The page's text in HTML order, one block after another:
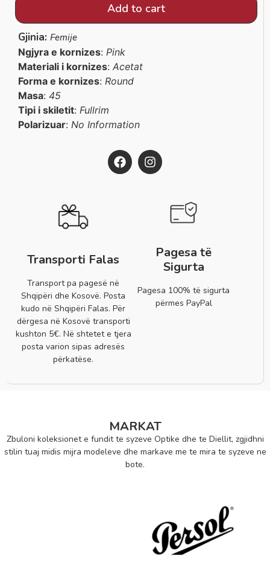
Add to cart
Gjinia: Femije
Ngjyra e kornizes: Pink
Materiali i kornizes: Acetat
Forma e kornizes: Round
Masa: 45
Tipi i skiletit: Fullrim
Polarizuar: No Information
Transporti Falas
Transport pa pagesë në
Shqipëri dhe Kosovë. Posta
kudo në Shqipëri Falas. Për
dërgesa në Kosovë transporti
kushton 5€. Në shtetet e tjera
posta varion sipas adresës
përkatëse.
Pagesa të
Sigurta
Pagesa 100% të sigurta
përmes PayPal
MARKAT
Zbuloni koleksionet e fundit te syzeve Optike dhe te Diellit, zgjidhni
stilin tuaj midis mijra modeleve dhe markave me te mira te syzeve ne
bote.